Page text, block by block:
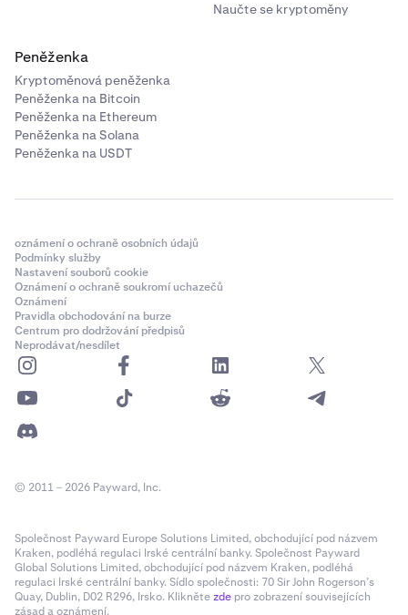
Naučte se kryptoměny
Peněženka
Kryptoměnová peněženka
Peněženka na Bitcoin
Peněženka na Ethereum
Peněženka na Solana
Peněženka na USDT
oznámení o ochraně osobních údajů
Podmínky služby
Nastavení souborů cookie
Oznámení o ochraně soukromí uchazečů
Oznámení
Pravidla obchodování na burze
Centrum pro dodržování předpisů
Neprodávat/nesdílet
© 2011 – 2026 Payward, Inc.
Společnost Payward Europe Solutions Limited, obchodující pod názvem
Kraken, podléhá regulaci Irské centrální banky. Společnost Payward
Global Solutions Limited, obchodující pod názvem Kraken, podléhá
regulaci Irské centrální banky. Sídlo společnosti: 70 Sir John Rogerson’s
Quay, Dublin, D02 R296, Irsko. Kliknětezde pro zobrazení souvisejících
zásad a oznámení.